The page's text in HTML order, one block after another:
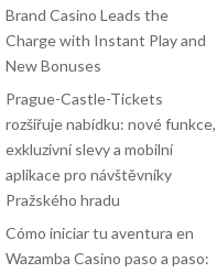
Brand Casino Leads the
Charge with Instant Play and
New Bonuses
Prague-Castle-Tickets
rozšiřuje nabídku: nové funkce,
exkluzivní slevy a mobilní
aplikace pro návštěvníky
Pražského hradu
Cómo iniciar tu aventura en
Wazamba Casino paso a paso: